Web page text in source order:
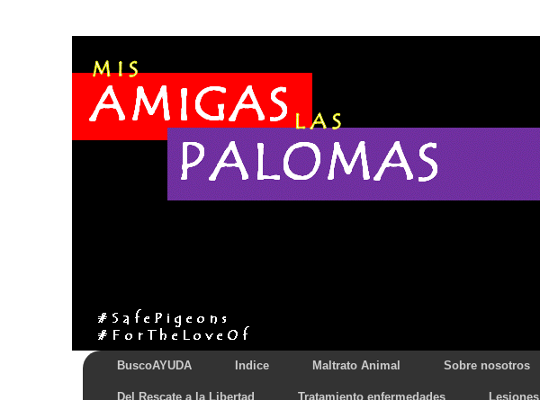
BuscoAYUDA Indice Maltrato Animal Sobre nosotros
Del Rescate a la Libertad Tratamiento enfermedades Lesiones